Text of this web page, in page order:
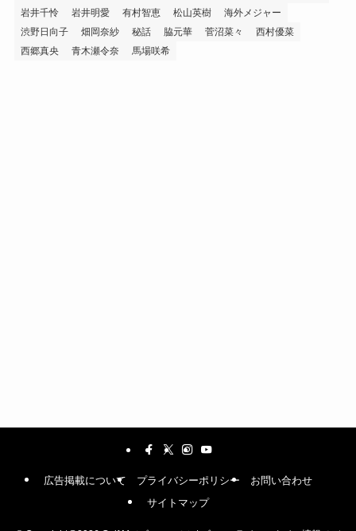
岩井千怜
岩井明愛 有村智恵 松山英樹
海外メジャー
渋野日向子
畑岡奈紗 秘話 脇元華 菅沼菜々
西村優菜
西郷真央
青木瀬令奈 馬場咲希
広告掲載について プライバシーポリシー
お問い合わせ
サイトマップ